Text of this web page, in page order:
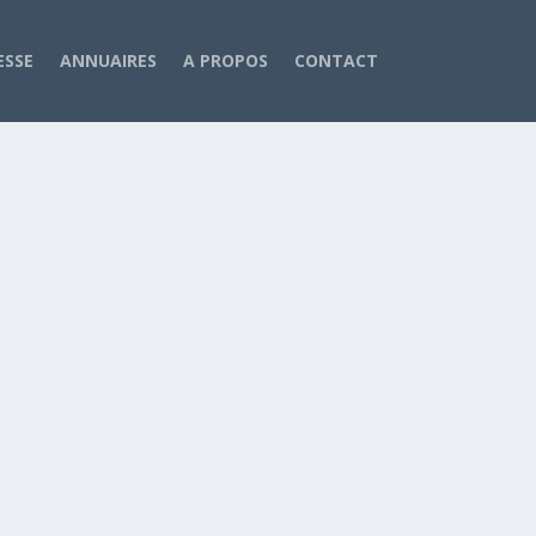
ANNUAIRES A PROPOS CONTACT